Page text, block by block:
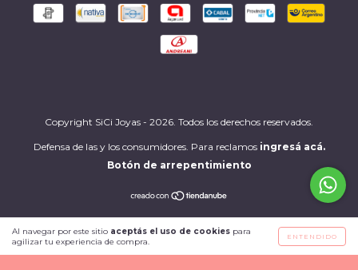
Al navegar por este sitio aceptás el uso de cookies para
agilizar tu experiencia de compra.
ENTENDIDO
Copyright SiCi Joyas - 2026. Todos los derechos reservados.
Defensa de las y los consumidores. Para reclamos ingresá acá.
Botón de arrepentimiento